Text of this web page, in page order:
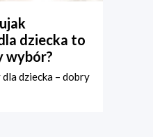
dziecka to
wybór?
dziecka – dobry